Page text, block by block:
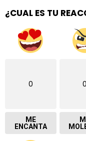
¿CUAL ES TU
0
ME
ENCANTA
0